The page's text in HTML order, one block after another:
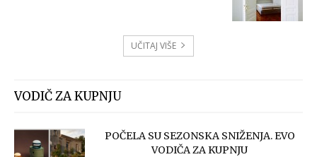
UČITAJ VIŠE
VODIČ ZA KUPNJU
POČELA SU SEZONSKA SNIŽENJA. EVO
VODIČA ZA KUPNJU